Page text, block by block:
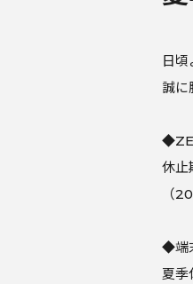
日
誠に
休止
（
◆端
夏季